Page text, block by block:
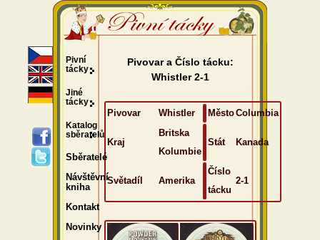
Pivovar a Číslo tácku:
Whistler 2-1
Pivovar Whistler MěstoColumbia
Kraj
Britska
Kolumbie
Stát Kanada
Světadíl Amerika
Číslo
tácku
2-1
Pivní
tácky
Jiné
tácky
Katalog
sběratelů
Sběratelé
Návštěvní
kniha
Kontakt
Novinky